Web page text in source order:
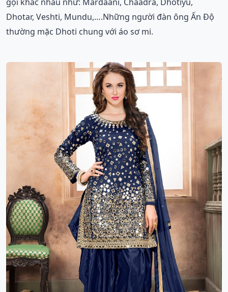
Dhotar, Veshti, Mundu,….Những người đàn ông Ấn Độ
thường mặc Dhoti chung với áo sơ mi.